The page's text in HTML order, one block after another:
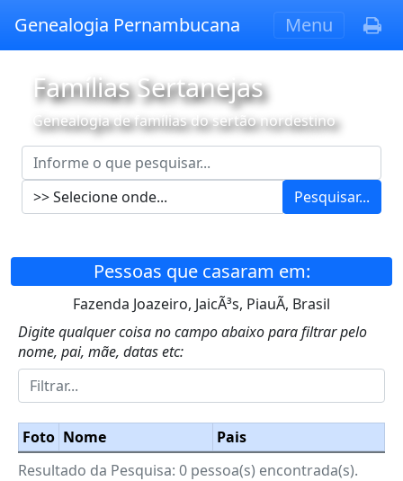
Genealogia Pernambucana Menu
Famílias Sertanejas
Genealogia de famílias do sertão nordestino
Pesquisar...
Pessoas que casaram em:
Fazenda Joazeiro, JaicÃ³s, PiauÃ­, Brasil
Digite qualquer coisa no campo abaixo para filtrar pelo
nome, pai, mãe, datas etc:
Foto Nome
Pais
Resultado da Pesquisa: 0 pessoa(s) encontrada(s).